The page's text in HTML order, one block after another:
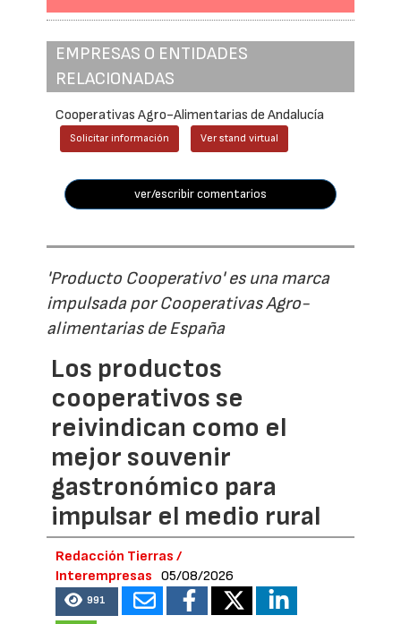
EMPRESAS O ENTIDADES
RELACIONADAS
Cooperativas Agro-Alimentarias de Andalucía
Solicitar información Ver stand virtual
ver/escribir comentarios
'Producto Cooperativo' es una marca
impulsada por Cooperativas Agro-
alimentarias de España
Los productos
cooperativos se
reivindican como el
mejor souvenir
gastronómico para
impulsar el medio rural
Redacción Tierras /
Interempresas
05/08/2026
991